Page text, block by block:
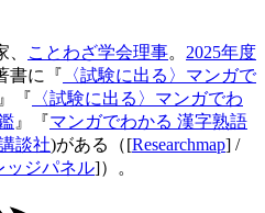
ことわざ学会理事。 2025年度
書に『 〈試験に出る〉マンガで
』『 〈試験に出る〉マンガでわ
』『マンガでわかる 漢字熟語
談社)がある（[Researchmap] /
ッジパネル]）。